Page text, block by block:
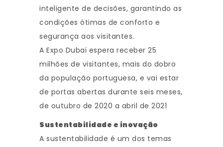
inteligente de decisões, garantindo as
condições ótimas de conforto e
segurança aos visitantes.
A Expo Dubai espera receber 25
milhões de visitantes, mais do dobro
da população portuguesa, e vai estar
de portas abertas durante seis meses,
de outubro de 2020 a abril de 2021
Sustentabilidade e inovação
A sustentabilidade é um dos temas